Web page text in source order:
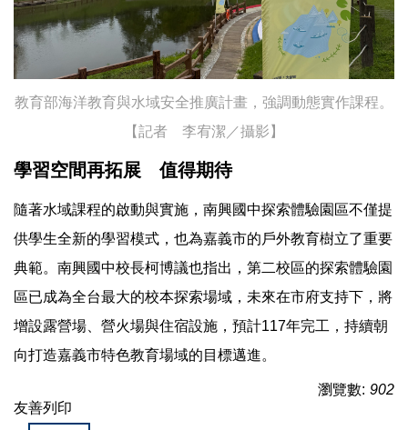
教育部海洋教育與水域安全推廣計畫，強調動態實作課程。
【記者 李宥潔／攝影】
學習空間再拓展 值得期待
隨著水域課程的啟動與實施，南興國中探索體驗園區不僅提
供學生全新的學習模式，也為嘉義市的戶外教育樹立了重要
典範。南興國中校長柯博議也指出，第二校區的探索體驗園
區已成為全台最大的校本探索場域，未來在市府支持下，將
增設露營場、營火場與住宿設施，預計117年完工，持續朝
向打造嘉義市特色教育場域的目標邁進。
瀏覽數: 902
友善列印